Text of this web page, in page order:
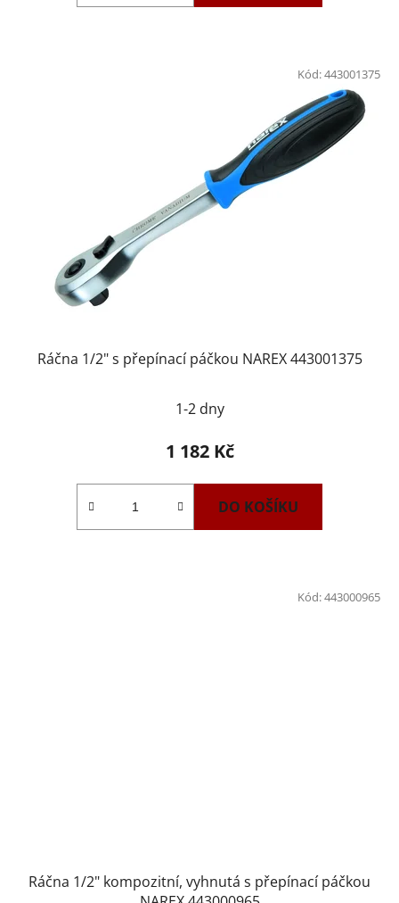
Ráčna 1/2" s přepínací páčkou NAREX 443001375
1-2 dny
1 182 Kč
DO KOŠÍKU
Kód:443001375
Ráčna 1/2" kompozitní, vyhnutá s přepínací páčkou
Kód:443000965